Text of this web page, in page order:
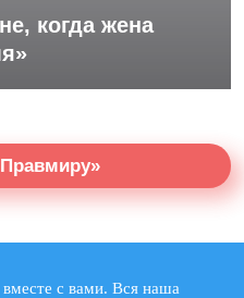
когда жена
с вами. Вся наша